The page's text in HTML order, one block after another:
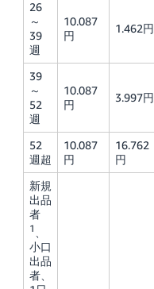
26
～
39
週
10.087
円
1.462円
39
～
52
週
10.087
円
3.997円
52
週超
10.087
円
16.762
円
新規
出品
者
1
小口
出品
者、